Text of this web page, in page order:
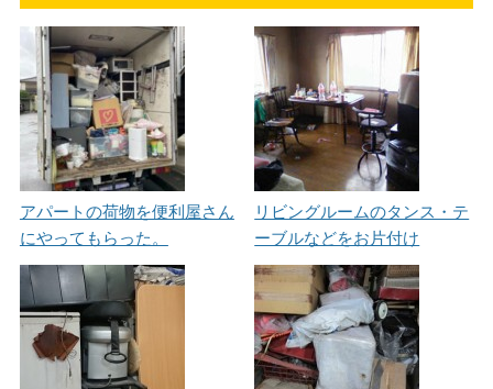
アパートの荷物を便利屋さん
にやってもらった。
リビングルームのタンス・テ
ーブルなどをお片付け